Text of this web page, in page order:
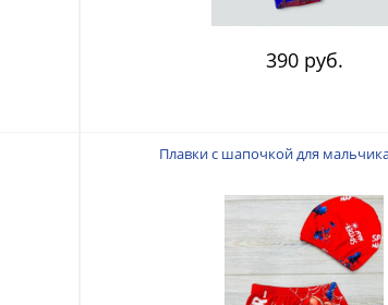
390 руб.
Плавки с шапочкой для